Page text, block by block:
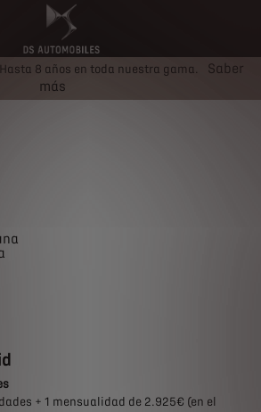
8 años en toda nuestra gama.
Saber
más
+ 1 mensualidad de 2.925€ (en el
PLUG-IN HYBRID